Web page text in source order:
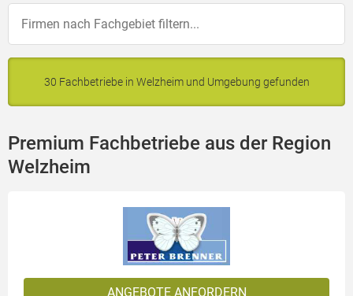
30 Fachbetriebe in Welzheim und Umgebung gefunden
Premium Fachbetriebe aus der Region
Welzheim
ANGEBOTE ANFORDERN